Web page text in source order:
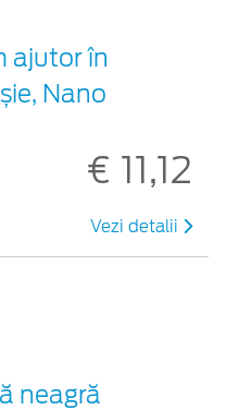
ajutor în
Nano
€ 11,12
Vezi detalii
neagră